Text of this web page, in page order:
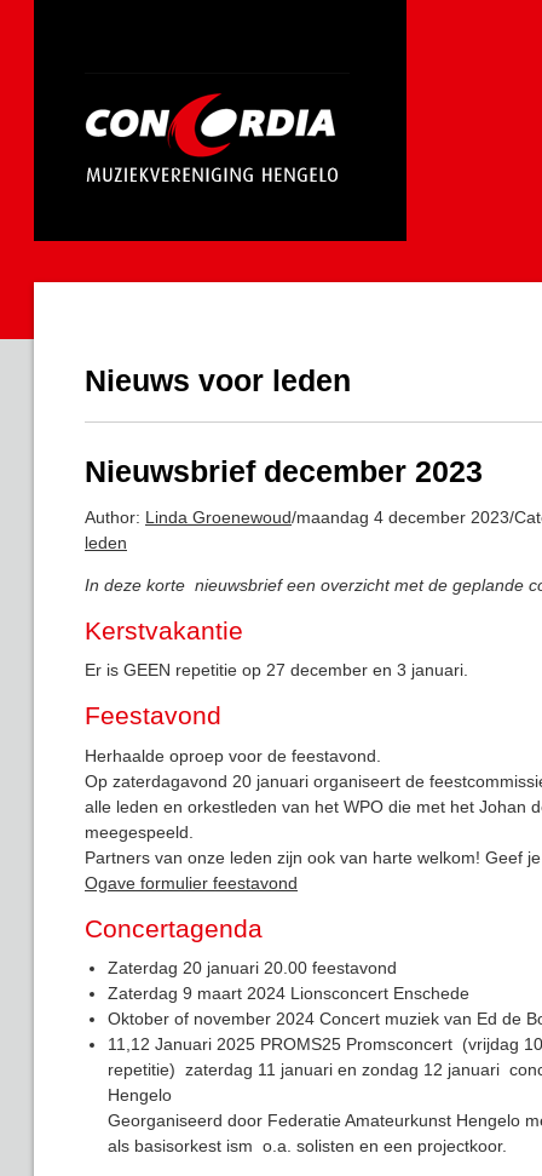
Nieuws voor leden
Nieuwsbrief december 2023
Author: Linda Groenewoud/maandag 4 december 2023/
leden
In deze korte nieuwsbrief een overzicht met de geplande
Kerstvakantie
Er is GEEN repetitie op 27 december en 3 januari.
Feestavond
Herhaalde oproep voor de feestavond.
Op zaterdagavond 20 januari organiseert de
alle leden en orkestleden van het WPO die met het Johan
meegespeeld.
Partners van onze leden zijn ook van harte welkom! Geef
Ogave formulier feestavond
Concertagenda
Zaterdag 20 januari 20.00 feestavond
Zaterdag 9 maart 2024 Lionsconcert Enschede
Oktober of november 2024 Concert muziek van Ed de
11,12 Januari 2025 PROMS25 Promsconcert (vrijdag
repetitie) zaterdag 11 januari en zondag 12 januari
Hengelo
Georganiseerd door Federatie Amateurkunst Hengelo
als basisorkest ism o.a. solisten en een projectkoor.